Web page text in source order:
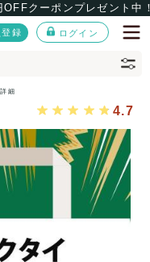
クーポンプレゼント中
録 ログイン
細
4.7